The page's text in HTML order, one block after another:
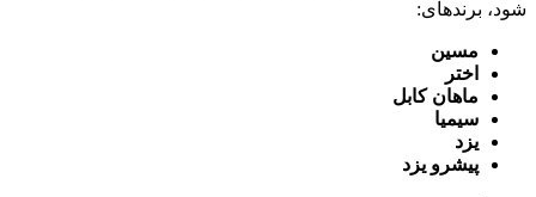
شود، برندهای:
مسین
اختر
ماهان کابل
سیمیا
یزد
پیشرو یزد